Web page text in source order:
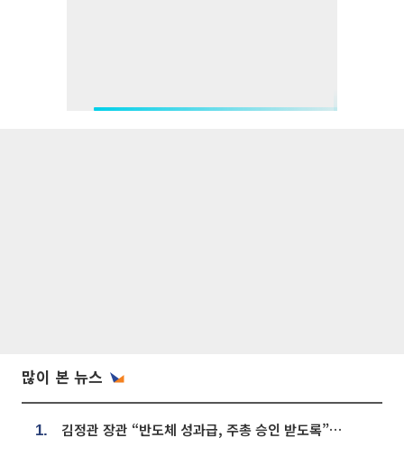
많이 본 뉴스
1. 김정관 장관 “반도체 성과급, 주총 승인 받도록”…상법·자본시장법 개정 시사